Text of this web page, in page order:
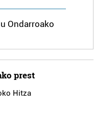
Ondarroako
prest
Hitza